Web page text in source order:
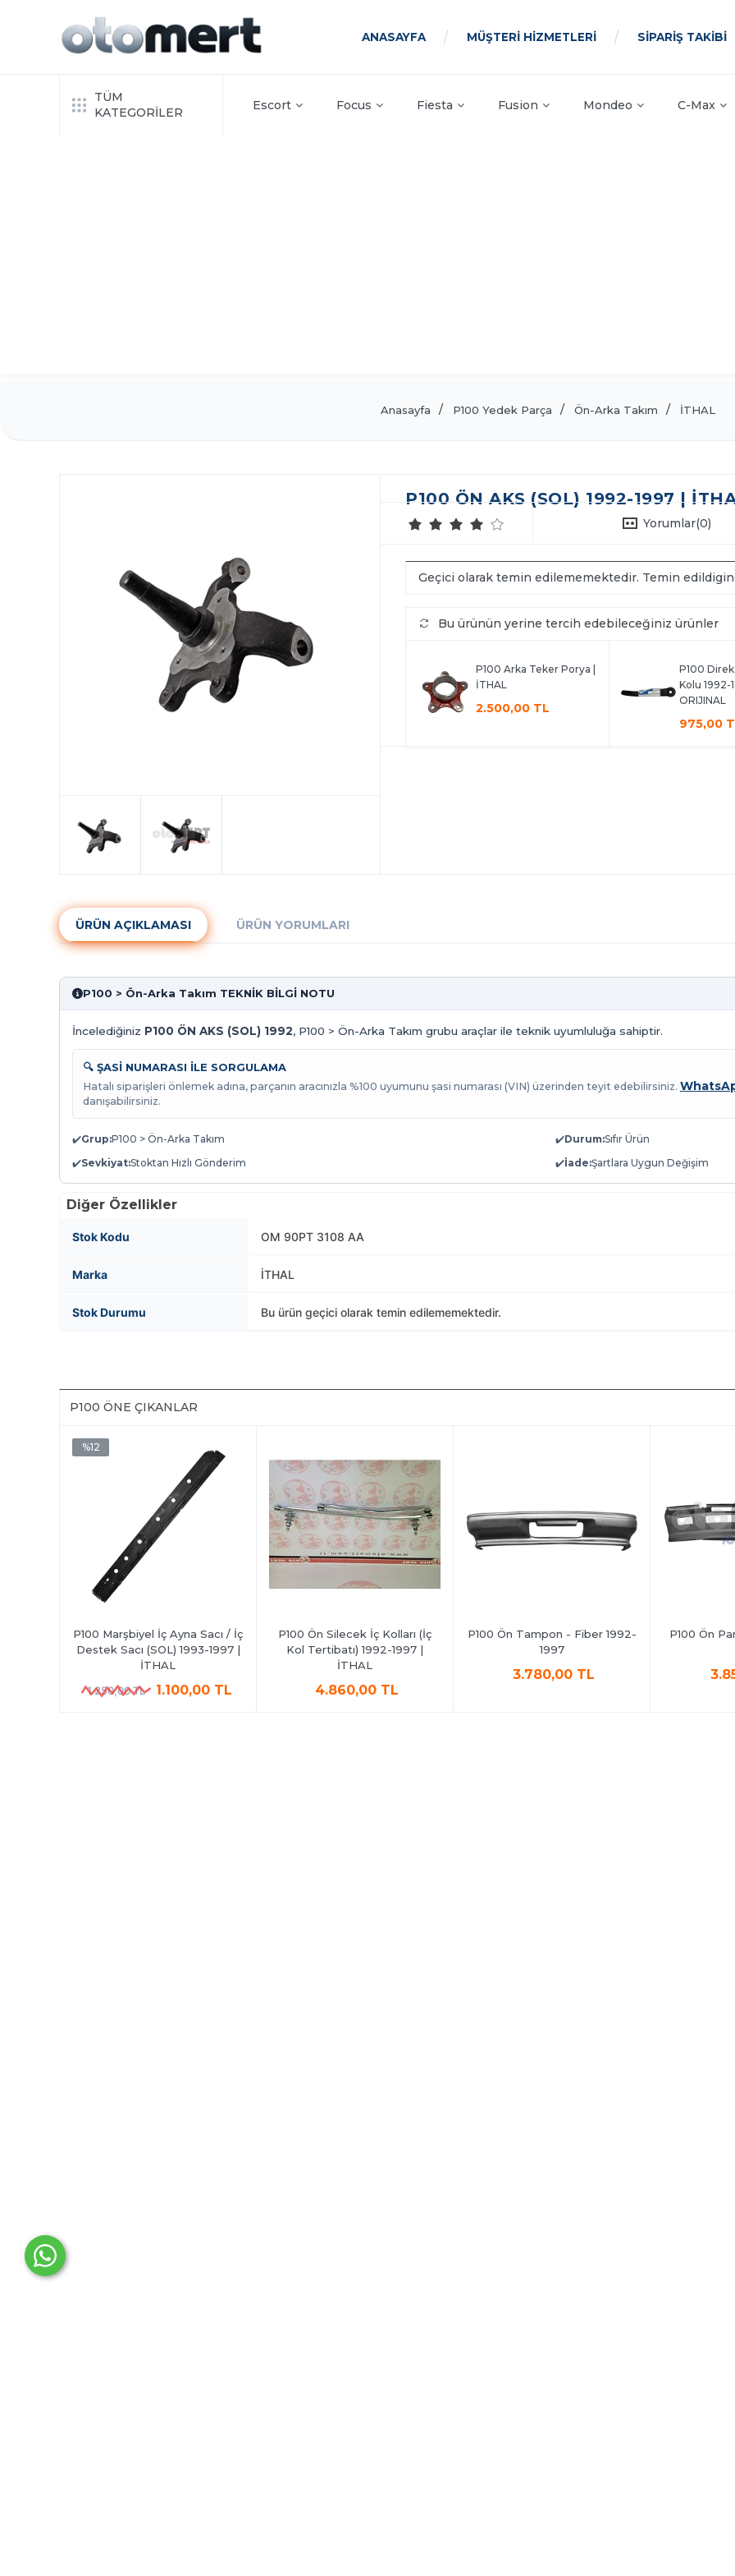
ANASAYFA MÜŞTERİ HİZMETLERİ SİPARİŞ TAKİBİ
TÜM
KATEGORİLER
Escort Focus Fiesta Fusion Mondeo C-Max
Anasayfa P100 Yedek Parça Ön-Arka Takım İTHAL
P100 ÖN AKS (SOL) 1992-1997 |
Yorumlar(0)
Geçici olarak temin edilememektedir. Temin
Bu ürünün yerine tercih edebileceğiniz ürünler
P100 Arka Teker Porya |
İTHAL
2.500,00 TL
P100
Kolu 1992-
ORIJINAL
975,00
ÜRÜN AÇIKLAMASI ÜRÜN YORUMLARI
P100 > Ön-Arka Takım TEKNİK BİLGİ NOTU
İncelediğiniz P100 ÖN AKS (SOL) 1992, P100 > Ön-Arka Takım grubu araçlar ile teknik uyumluluğa sahiptir.
🔍 ŞASİ NUMARASI İLE SORGULAMA
Hatalı siparişleri önlemek adına, parçanın aracınızla %100 uyumunu şasi numarası (VIN) üzerinden teyit edebilirsiniz.
danışabilirsiniz.
✔️Grup:P100 > Ön-Arka Takım ✔️Durum:Sıfır Ürün
✔️Sevkiyat:Stoktan Hızlı Gönderim ✔️İade:Şartlara Uygun Değişim
Diğer Özellikler
Stok Kodu OM 90PT 3108 AA
Marka İTHAL
Stok Durumu Bu ürün geçici olarak temin edilememektedir.
P100 ÖNE ÇIKANLAR
P100 Marşbiyel İç Ayna Sacı / İç
Destek Sacı (SOL) 1993-1997 |
İTHAL
1.250,00 TL
1.100,00 TL
%12
P100 Ön Silecek İç Kolları (İç
Kol Tertibatı) 1992-1997 |
İTHAL
4.860,00 TL
P100 Ön Tampon - Fiber 1992-
1997
3.780,00 TL
P100 Ön